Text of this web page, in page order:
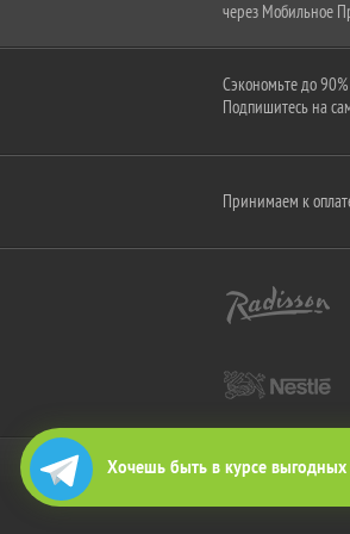
Хочешь быть в курсе
через Мобильное
Сэкономьте до
Подпишитесь на
Принимаем к
2010-2026 ©
Все права на